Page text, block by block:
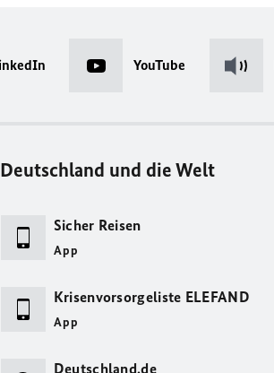
YouTube
Deutschland und die Welt
Sicher Reisen
App
Krisenvorsorgeliste ELEFAND
App
Deutschland.de